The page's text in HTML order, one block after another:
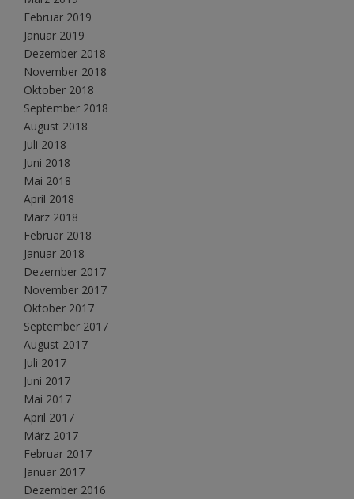
Februar 2019
Januar 2019
Dezember 2018
November 2018
Oktober 2018
September 2018
August 2018
Juli 2018
Juni 2018
Mai 2018
April 2018
März 2018
Februar 2018
Januar 2018
Dezember 2017
November 2017
Oktober 2017
September 2017
August 2017
Juli 2017
Juni 2017
Mai 2017
April 2017
März 2017
Februar 2017
Januar 2017
Dezember 2016